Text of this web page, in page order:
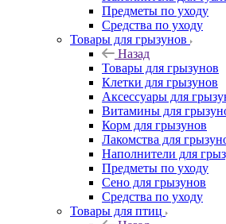
Предметы по уходу
Средства по уходу
Товары для грызунов
Назад
Товары для грызунов
Клетки для грызунов
Аксессуары для
Витамины для
Корм для грызунов
Лакомства для
Наполнители для
Предметы по уходу
Сено для грызунов
Средства по уходу
Товары для птиц